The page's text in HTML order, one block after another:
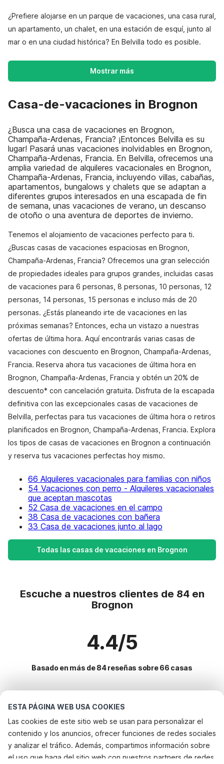
ESTA PÁGINA WEB USA COOKIES
Las cookies de este sitio web se usan para personalizar el
contenido y los anuncios, ofrecer funciones de redes sociales
y analizar el tráfico. Además, compartimos información sobre
el uso que haga del sitio web con nuestros partners de redes
¿Prefiere alojarse en un parque de vacaciones, una casa rural,
un apartamento, un chalet, en una estación de esquí, junto al
mar o en una ciudad histórica? En Belvilla todo es posible.
Mostrar más
Casa-de-vacaciones in Brognon
¿Busca una casa de vacaciones en Brognon,
Champaña-Ardenas, Francia? ¡Entonces Belvilla es su
lugar! Pasará unas vacaciones inolvidables en Brognon,
Champaña-Ardenas, Francia. En Belvilla, ofrecemos una
amplia variedad de alquileres vacacionales en Brognon,
Champaña-Ardenas, Francia, incluyendo villas, cabañas,
apartamentos, bungalows y chalets que se adaptan a
diferentes grupos interesados en una escapada de fin
de semana, unas vacaciones de verano, un descanso
de otoño o una aventura de deportes de invierno.
Tenemos el alojamiento de vacaciones perfecto para ti.
¿Buscas casas de vacaciones espaciosas en Brognon,
Champaña-Ardenas, Francia? Ofrecemos una gran selección
de propiedades ideales para grupos grandes, incluidas casas
de vacaciones para 6 personas, 8 personas, 10 personas, 12
personas, 14 personas, 15 personas e incluso más de 20
personas. ¿Estás planeando irte de vacaciones en las
próximas semanas? Entonces, echa un vistazo a nuestras
ofertas de última hora. Aquí encontrarás varias casas de
vacaciones con descuento en Brognon, Champaña-Ardenas,
Francia. Reserva ahora tus vacaciones de última hora en
Brognon, Champaña-Ardenas, Francia y obtén un 20% de
descuento* con cancelación gratuita. Disfruta de la escapada
definitiva con las excepcionales casas de vacaciones de
Belvilla, perfectas para tus vacaciones de última hora o retiros
planificados en Brognon, Champaña-Ardenas, Francia. Explora
los tipos de casas de vacaciones en Brognon a continuación
y reserva tus vacaciones perfectas hoy mismo.
66 Alquileres vacacionales para familias con niños
54 Vacaciones con perro - Alquileres vacacionales
que aceptan mascotas
52 Casa de vacaciones en el campo
38 Casa de vacaciones con bañera
33 Casa de vacaciones junto al lago
Todas las casas de vacaciones en Brognon
Escuche a nuestros clientes de 84 en
Brognon
4.4/5
Basado en más de 84 reseñas sobre 66 casas
Destinos más populares para vacaciones
Ciudades con los mejores servicios para vacaciones
Casa de vacaciones con barbacoa les-hautes-rivieres
Casa de vacaciones con barbacoa tournavaux
Servicios populares para vacaciones en Brognon